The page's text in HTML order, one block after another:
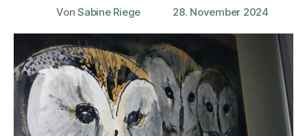
Beitragsautor
VonSabine Riege Veröffentlichungsdatum
28. November 2024